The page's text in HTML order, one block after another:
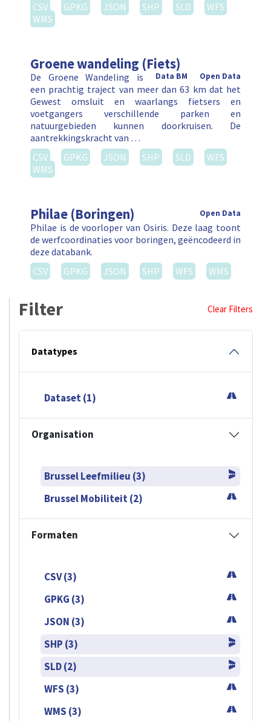
CSV
GPKG JSON SHP SLD
WFS
WMS
Groene wandeling (Fiets)
Open Data
Data BM
De Groene Wandeling is
een prachtig traject van meer dan 63 km dat het
Gewest omsluit en waarlangs fietsers en
voetgangers verschillende parken en
natuurgebieden kunnen doorkruisen. De
aantrekkingskracht van …
CSV
GPKG JSON SHP SLD
WFS
WMS
Philae (Boringen) Open Data
Philae is de voorloper van Osiris. Deze laag toont
de werfcoordinaties voor boringen, geëncodeerd in
deze databank.
CSV
GPKG JSON SHP WFS WMS
Filter Clear Filters
Datatypes
Dataset (1)
Organisation
Brussel Leefmilieu (3)
Brussel Mobiliteit (2)
Formaten
CSV (3)
GPKG (3)
JSON (3)
SHP (3)
SLD (2)
WFS (3)
WMS (3)